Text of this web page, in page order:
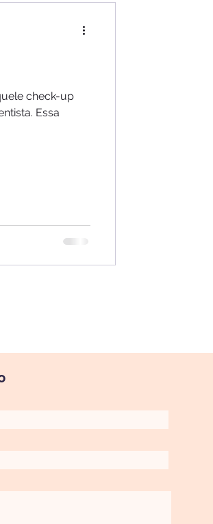
check-up
Essa